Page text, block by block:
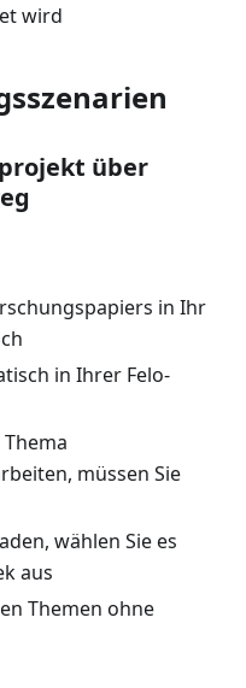
wird
über
in Ihr
in Ihrer Felo-
müssen Sie
wählen Sie es
aus
Themen ohne